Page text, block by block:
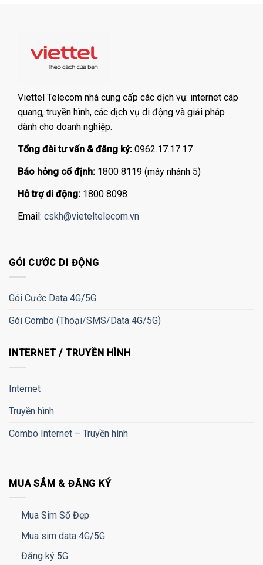
Viettel Telecom nhà cung cấp các dịch vụ: internet cáp
quang, truyền hình, các dịch vụ di động và giải pháp
dành cho doanh nghiệp.
Tổng đài tư vấn & đăng ký: 0962.17.17.17
Báo hỏng cố định: 1800 8119 (máy nhánh 5)
Hỗ trợ di động: 1800 8098
Email: cskh@vieteltelecom.vn
GÓI CƯỚC DI ĐỘNG
Gói Cước Data 4G/5G
Gói Combo (Thoại/SMS/Data 4G/5G)
INTERNET / TRUYỀN HÌNH
Internet
Truyền hình
Combo Internet – Truyền hình
MUA SẮM & ĐĂNG KÝ
Mua Sim Số Đẹp
Mua sim data 4G/5G
Đăng ký 5G